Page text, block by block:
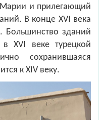
Марии и прилегающий
В конце XVI века
Большинство зданий
XVI веке турецкой
сохранившаяся
к XIV веку.